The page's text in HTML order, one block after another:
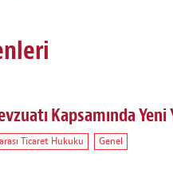
Kapsamında
Ticaret Hukuku Genel